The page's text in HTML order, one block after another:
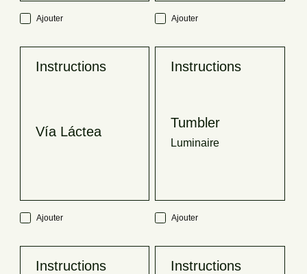
Ajouter Ajouter
Instructions
Vía Láctea
Ajouter
Instructions
Tumbler
Luminaire
Ajouter
Instructions Instructions